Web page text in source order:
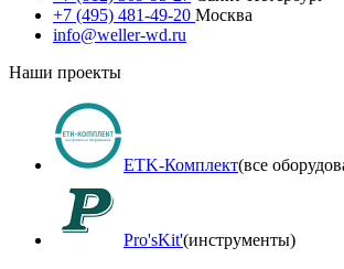
+7 (495) 481-49-20 Москва
info@weller-wd.ru
Наши проекты
ETK-Комплект(все
Pro'sKit'(инструменты)